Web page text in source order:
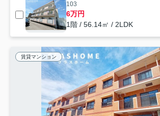
103
6万円
1階 / 56.14㎡ / 2LDK
賃貸マンション